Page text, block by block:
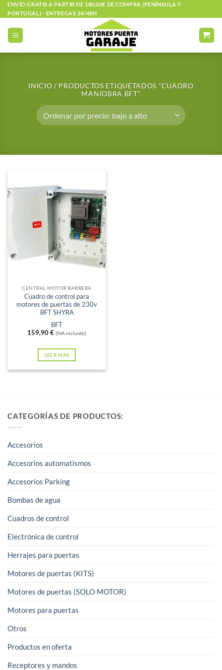
Saltar
al
contenido
ENVÍO GRATIS A PARTIR DE 180,00€ DE COMPRA (PENÍNSULA Y
PORTUGAL) - ENTREGAS 24/48H
INICIO /PRODUCTOS ETIQUETADOS “CUADRO
MANIOBRA BFT”
CENTRAL MOTOR BARRERA
Cuadro de control para
motores de puertas de 230v
BFT SHYRA
BFT
159,90€ (IVA incluido)
LEER MÁS
CATEGORÍAS DE PRODUCTOS:
Accesorios
Accesorios automatismos
Accesorios Parking
Bombas de agua
Cuadros de control
Electrónica de control
Herrajes para puertas
Motores de puertas (KITS)
Motores de puertas (SOLO MOTOR)
Motores para puertas
Otros
Productos en oferta
Receptores y mandos